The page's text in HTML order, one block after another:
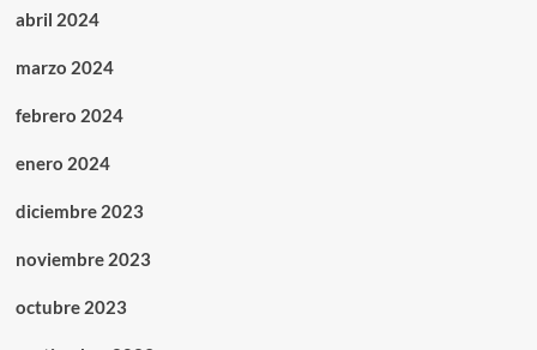
abril 2024
marzo 2024
febrero 2024
enero 2024
diciembre 2023
noviembre 2023
octubre 2023